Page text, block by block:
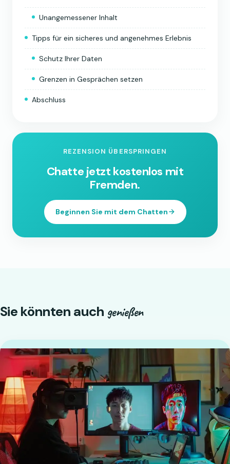
Unangemessener Inhalt
Tipps für ein sicheres und angenehmes Erlebnis
Schutz Ihrer Daten
Grenzen in Gesprächen setzen
Abschluss
REZENSION ÜBERSPRINGEN
Chatte jetzt kostenlos mit
Fremden.
Beginnen Sie mit dem Chatten
Sie könnten auch genießen